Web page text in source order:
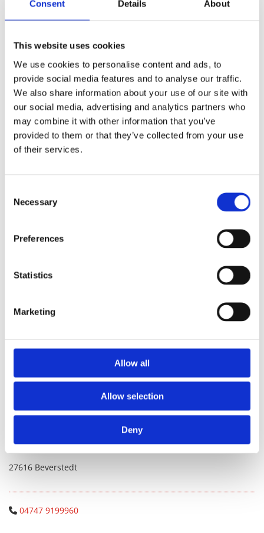
Consent Details About
This website uses cookies
We use cookies to personalise content and ads, to
provide social media features and to analyse our traffic.
We also share information about your use of our site with
our social media, advertising and analytics partners who
may combine it with other information that you’ve
provided to them or that they’ve collected from your use
of their services.
Selection
Necessary
Preferences
Statistics
Marketing
Allow all
Allow selection
Deny
nen wir uns be­son­ders viel Zeit für Sie und Ihr Tier neh­men.
Ver­ein­ba­ren Sie hier­für bitte einen ge­son­der­ten Ter­min.
Tipps für un­ru­hi­ge Pa­ti­en­ten:
Mit Wel­pen oder unruhigen Hunden kön­nen Sie gerne
in den Öff­nungs­zei­ten zum Wie­gen und Ken­nen­ler­nen
in die Pra­xis kom­men.
Brin­gen Sie für Ihre Katze eine klei­ne Decke oder ein
Hand­tuch mit, welches wir auf den Be­hand­lungs­tisch
legen, um ihr ein si­che­res Ge­fühl zu geben.
Heimtiere fühlen sich mit einem Handtuch in der
Please accept marketing cookies to view this
Praxis in Beverstedt
Feldhofplatz 4
27616 Beverstedt
 04747 9199960